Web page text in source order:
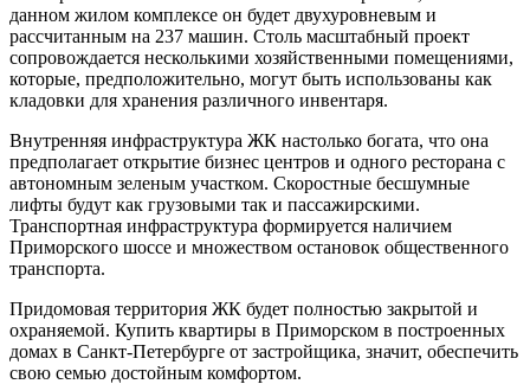
данном жилом комплексе он будет двухуровневым и
рассчитанным на 237 машин. Столь масштабный проект
сопровождается несколькими хозяйственными помещениями,
которые, предположительно, могут быть использованы как
кладовки для хранения различного инвентаря.
Внутренняя инфраструктура ЖК настолько богата, что она
предполагает открытие бизнес центров и одного ресторана с
автономным зеленым участком. Скоростные бесшумные
лифты будут как грузовыми так и пассажирскими.
Транспортная инфраструктура формируется наличием
Приморского шоссе и множеством остановок общественного
транспорта.
Придомовая территория ЖК будет полностью закрытой и
охраняемой. Купить квартиры в Приморском в построенных
домах в Санкт-Петербурге от застройщика, значит, обеспечить
свою семью достойным комфортом.